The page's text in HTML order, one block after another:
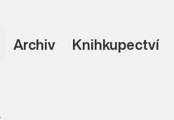
Archiv Knihkupectví